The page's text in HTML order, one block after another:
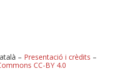
– Presentació i crèdits –
CC-BY 4.0